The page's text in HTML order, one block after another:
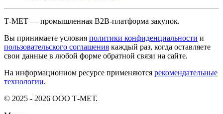
Т-МЕТ — промышленная B2B-платформа закупок.
Вы принимаете условия политики конфиденциальности и
пользовательского соглашения каждый раз, когда оставляете
свои данные в любой форме обратной связи на сайте.
На информационном ресурсе применяются рекомендательные
технологии.
© 2025 - 2026 ООО Т-МЕТ.